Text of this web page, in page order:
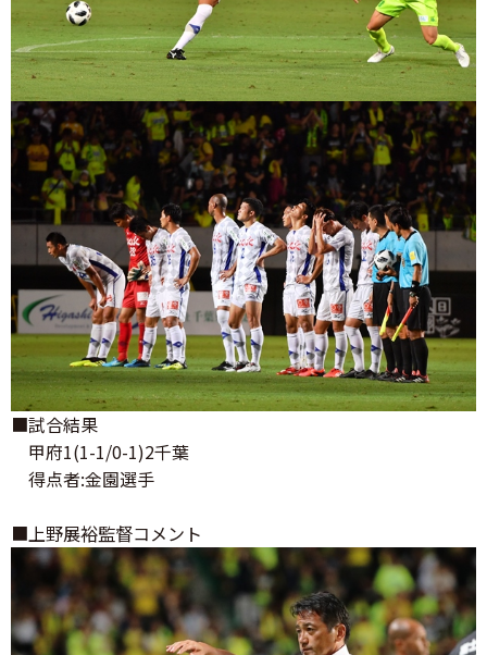
■試合結果
甲府1(1-1/0-1)2千葉
得点者:金園選手
■上野展裕監督コメント